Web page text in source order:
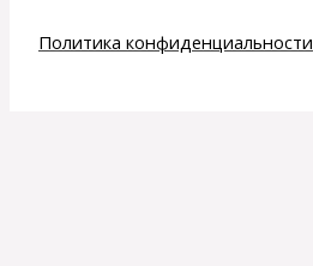
Политика конфиденциальности